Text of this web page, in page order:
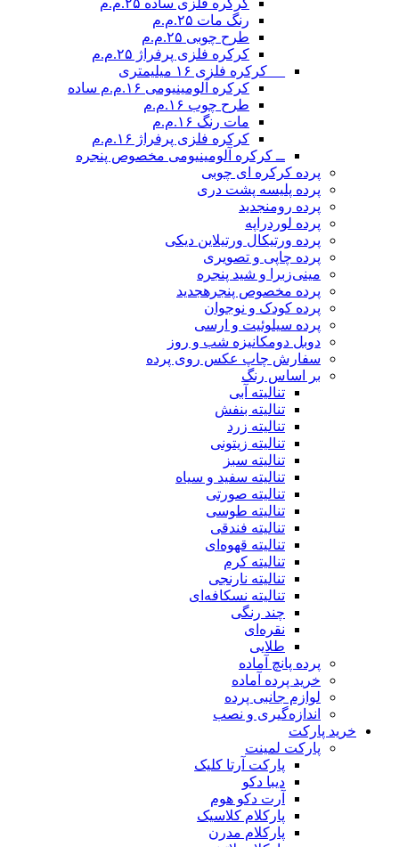
کرکره فلزی ساده ۲۵.م.م
رنگ مات ۲۵.م.م
طرح چوبی ۲۵.م.م
کرکره فلزی پرفراژ ۲۵.م.م
__ کرکره فلزی ۱۶ میلیمتری
کرکره آلومینیومی ۱۶.م.م ساده
طرح چوب ۱۶.م.م
مات رنگ ۱۶.م.م
کرکره فلزی پرفراژ ۱۶.م.م
ــ کرکره آلومینیومی مخصوص پنجره
پرده کرکره ای چوبی
پرده پلیسه پشت دری
پرده رومنجدید
پرده لوردراپه
پرده ورتیکال ورتیلاین دیکی
پرده چاپی و تصویری
مینی‌زبرا و شید پنجره
پرده مخصوص پنجرهجدید
پرده کودک و نوجوان
پرده سیلوئیت و ارسی
دوبل دومکانیزه شب و روز
سفارش چاپ عکس روی پرده
بر اساس رنگ
تنالیته آبی
تنالیته بنفش
تنالیته زرد
تنالیته زیتونی
تنالیته سبز
تنالیته سفید و سیاه
تنالیته صورتی
تنالیته طوسی
تنالیته فندقی
تنالیته قهوه‌ای
تنالیته کرم
تنالیته نارنجی
تنالیته نسکافه‌ای
چند رنگی
نقره‌ای
طلایی
پرده پانچ آماده
خرید پرده آماده
لوازم جانبی پرده
اندازه‌گیری و نصب
خرید پارکت
پارکت لمینت
پارکت آرتا کلیک
دیبا دکو
آرت دکو هوم
پارکلام کلاسیک
پارکلام مدرن